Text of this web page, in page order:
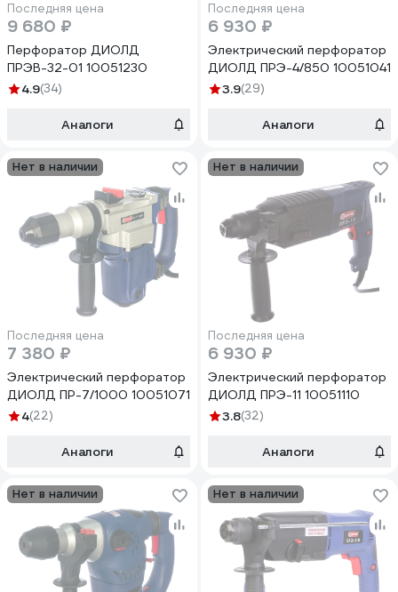
Последняя цена
9 680 ₽
Перфоратор ДИОЛД
ПРЭВ-32-01 10051230
4.9(34)
Аналоги
Последняя цена
6 930 ₽
Электрический перфоратор
ДИОЛД ПРЭ-4/850 10051041
3.9(29)
Аналоги
Нет в наличии
Последняя цена
7 380 ₽
Электрический перфоратор
ДИОЛД ПР-7/1000 10051071
4(22)
Аналоги
Нет в наличии
Последняя цена
6 930 ₽
Электрический перфоратор
ДИОЛД ПРЭ-11 10051110
3.8(32)
Аналоги
Нет в наличии Нет в наличии